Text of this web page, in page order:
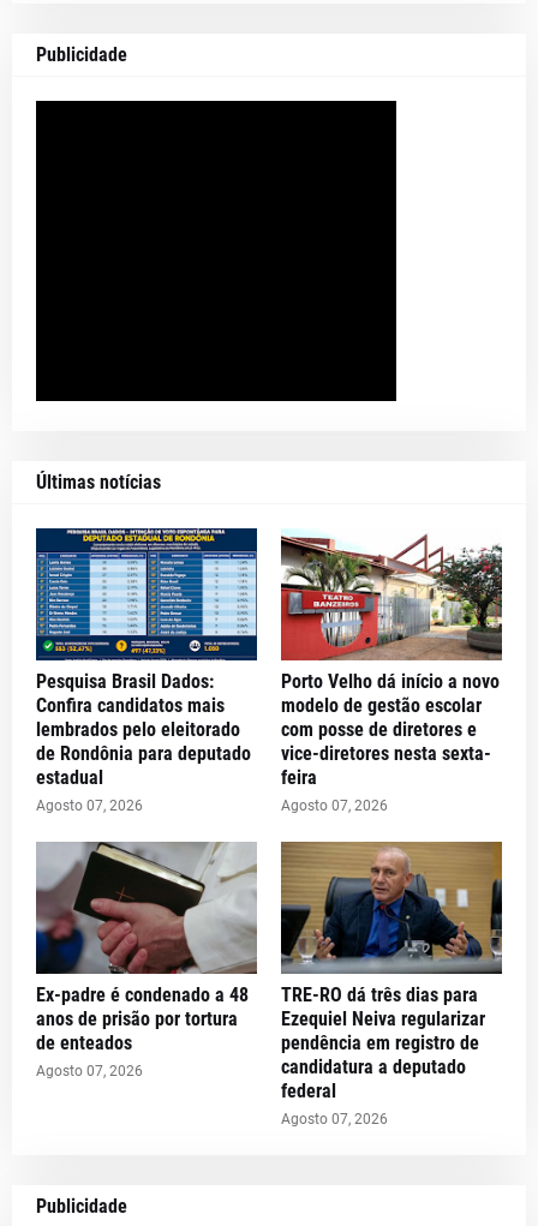
Publicidade
Últimas notícias
Pesquisa Brasil Dados:
Confira candidatos mais
lembrados pelo eleitorado
de Rondônia para deputado
estadual
Agosto 07, 2026
Porto Velho dá início a novo
modelo de gestão escolar
com posse de diretores e
vice-diretores nesta sexta-
feira
Agosto 07, 2026
Ex-padre é condenado a 48
anos de prisão por tortura
de enteados
Agosto 07, 2026
TRE-RO dá três dias para
Ezequiel Neiva regularizar
pendência em registro de
candidatura a deputado
federal
Agosto 07, 2026
Publicidade